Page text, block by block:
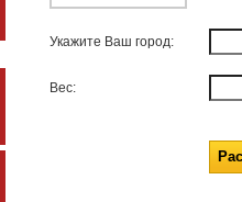
Укажите Ваш город:
Вес: